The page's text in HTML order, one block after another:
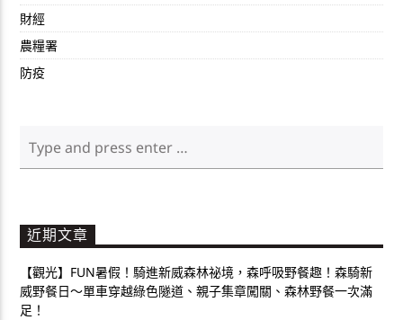
財經
農糧署
防疫
近期文章
【觀光】FUN暑假！騎進新威森林祕境，森呼吸野餐趣！森騎新
威野餐日～單車穿越綠色隧道、親子集章闖關、森林野餐一次滿
足！